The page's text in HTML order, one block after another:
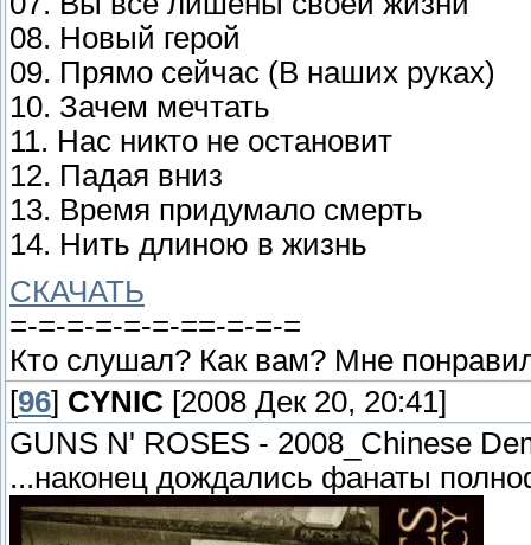
08. Новый герой
09. Прямо сейчас (В наших руках)
10. Зачем мечтать
11. Нас никто не остановит
12. Падая вниз
13. Время придумало смерть
14. Нить длиною в жизнь
СКАЧАТЬ
=-=-=-=-=-=-==-=-=-=
Кто слушал? Как вам? Мне
[96] CYNIC [2008 Дек 20, 20:41]
GUNS N' ROSES - 2008_Chinese
...наконец дождались фанаты